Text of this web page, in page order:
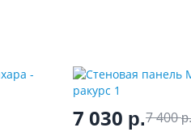
7 030 р.7 400р.